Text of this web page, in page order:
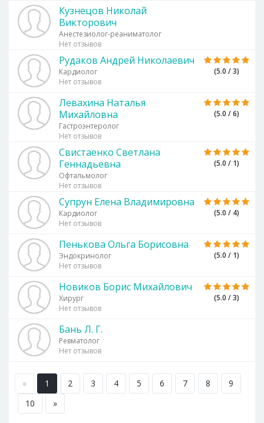
Кузнецов Николай
Викторович
Анестезиолог-реаниматолог
Нет отзывов
(5.0 / 3)
Рудаков Андрей Николаевич
Кардиолог
Нет отзывов
(5.0 / 6)
Левахина Наталья
Михайловна
Гастроэнтеролог
Нет отзывов
(5.0 / 1)
Свистаенко Светлана
Геннадьевна
Офтальмолог
Нет отзывов
(5.0 / 4)
Супрун Елена Владимировна
Кардиолог
Нет отзывов
(5.0 / 1)
Пенькова Ольга Борисовна
Эндокринолог
Нет отзывов
(5.0 / 3)
Новиков Борис Михайлович
Хирург
Нет отзывов
Бань Л. Г.
Ревматолог
Нет отзывов
« 1 2 3 4 5 6 7 8
9
10
»